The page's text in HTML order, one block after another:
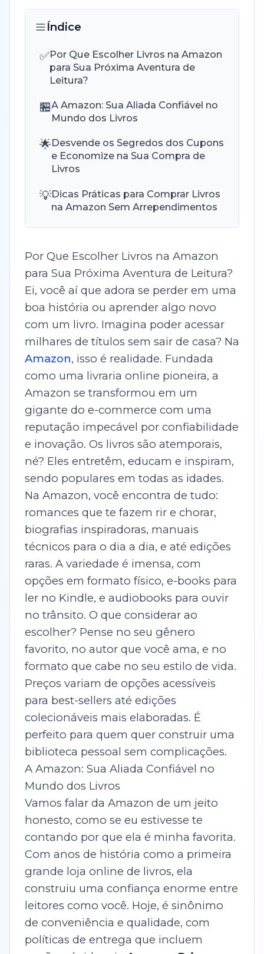
Índice
✅Por Que Escolher Livros na Amazon
para Sua Próxima Aventura de
Leitura?
🏪A Amazon: Sua Aliada Confiável no
Mundo dos Livros
🌟Desvende os Segredos dos Cupons
e Economize na Sua Compra de
Livros
💡Dicas Práticas para Comprar Livros
na Amazon Sem Arrependimentos
Por Que Escolher Livros na Amazon
para Sua Próxima Aventura de Leitura?
Ei, você aí que adora se perder em uma
boa história ou aprender algo novo
com um livro. Imagina poder acessar
milhares de títulos sem sair de casa? Na
Amazon, isso é realidade. Fundada
como uma livraria online pioneira, a
Amazon se transformou em um
gigante do e-commerce com uma
reputação impecável por confiabilidade
e inovação. Os livros são atemporais,
né? Eles entretêm, educam e inspiram,
sendo populares em todas as idades.
Na Amazon, você encontra de tudo:
romances que te fazem rir e chorar,
biografias inspiradoras, manuais
técnicos para o dia a dia, e até edições
raras. A variedade é imensa, com
opções em formato físico, e-books para
ler no Kindle, e audiobooks para ouvir
no trânsito. O que considerar ao
escolher? Pense no seu gênero
favorito, no autor que você ama, e no
formato que cabe no seu estilo de vida.
Preços variam de opções acessíveis
para best-sellers até edições
colecionáveis mais elaboradas. É
perfeito para quem quer construir uma
biblioteca pessoal sem complicações.
A Amazon: Sua Aliada Confiável no
Mundo dos Livros
Vamos falar da Amazon de um jeito
honesto, como se eu estivesse te
contando por que ela é minha favorita.
Com anos de história como a primeira
grande loja online de livros, ela
construiu uma confiança enorme entre
leitores como você. Hoje, é sinônimo
de conveniência e qualidade, com
políticas de entrega que incluem